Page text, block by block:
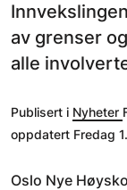
av grenser
alle
Publisert i Nyheter
oppdatert Fredag
Oslo Nye